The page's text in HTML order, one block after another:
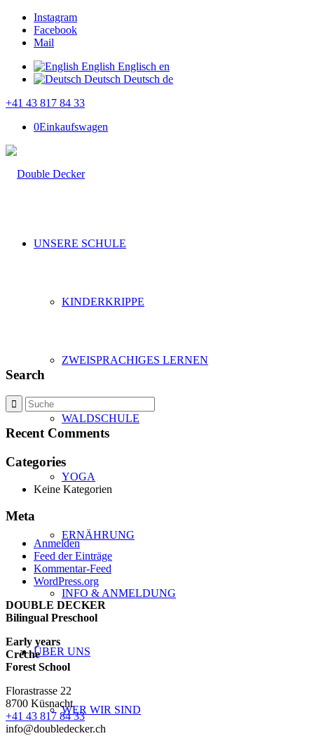
Instagram
Facebook
Mail
English Englisch en
Deutsch Deutsch de
+41 43 817 84 33
0Einkaufswagen
UNSERE SCHULE
KINDERKRIPPE
ZWEISPRACHIGES LERNEN
WALDSCHULE
YOGA
ERNÄHRUNG
INFO & ANMELDUNG
ÜBER UNS
WER WIR SIND
Search
Recent Comments
Categories
Keine Kategorien
Meta
Anmelden
Feed der Einträge
Kommentar-Feed
WordPress.org
DOUBLE DECKER
Bilingual Preschool
Early years
Crèche
Forest School
Florastrasse 22
8700 Küsnacht
+41 43 817 84 33
info@doubledecker.ch